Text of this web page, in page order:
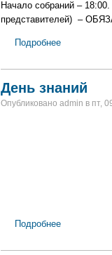
Начало собраний –
представителей) –
Подробнее
День знаний
Опубликовано admin в пт,
Подробнее